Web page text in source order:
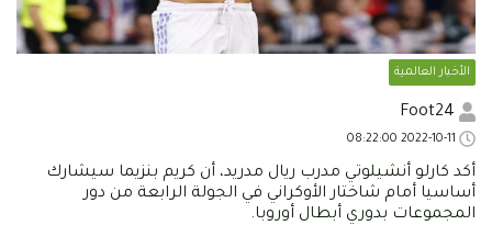
الأخبار العالمية
أكد كارلو أنشيلوتي مدرب ريال مدريد، أن كريم بنزيما سيشارك
أساسيا أمام شاختار الأوكراني في الجولة الرابعة من دور
المجموعات بدوري أبطال أوروبا.